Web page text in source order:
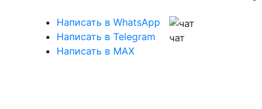
Написать в WhatsApp
Написать в Telegram
Написать в MAX
чат